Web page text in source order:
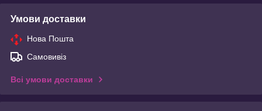
Умови доставки
Нова Пошта
Самовивіз
Всі умови доставки